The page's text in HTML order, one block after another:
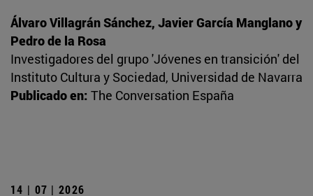
Álvaro Villagrán Sánchez, Javier García Manglano y
Pedro de la Rosa
Investigadores del grupo 'Jóvenes en transición' del
Instituto Cultura y Sociedad, Universidad de Navarra
Publicado en: The Conversation España
14 | 07 | 2026